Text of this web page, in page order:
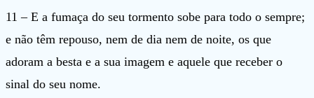
11 – E a fumaça do seu tormento sobe para todo o sempre;
e não têm repouso, nem de dia nem de noite, os que
adoram a besta e a sua imagem e aquele que receber o
sinal do seu nome.